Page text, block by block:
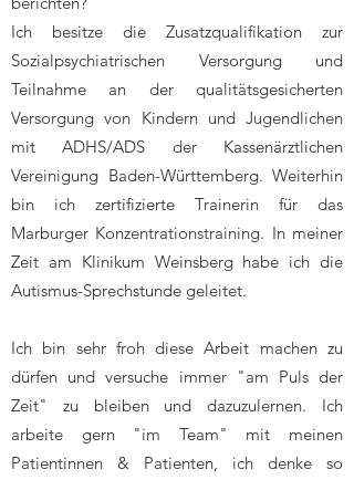
Ich besitze die Zusatzqualifikation zur
Sozialpsychiatrischen Versorgung und
Teilnahme an der qualitätsgesicherten
Versorgung von Kindern und Jugendlichen
mit ADHS/ADS der Kassenärztlichen
Vereinigung Baden-Württemberg. Weiterhin
bin ich zertifizierte Trainerin für das
Marburger Konzentrationstraining. In meiner
Zeit am Klinikum Weinsberg habe ich die
Autismus-Sprechstunde geleitet.
Ich bin sehr froh diese Arbeit machen zu
dürfen und versuche immer "am Puls der
Zeit" zu bleiben und dazuzulernen. Ich
arbeite gern "im Team" mit meinen
Patientinnen & Patienten, ich denke so